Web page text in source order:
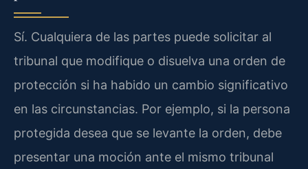
Sí. Cualquiera de las partes puede solicitar al
tribunal que modifique o disuelva una orden de
protección si ha habido un cambio significativo
en las circunstancias. Por ejemplo, si la persona
protegida desea que se levante la orden, debe
presentar una moción ante el mismo tribunal